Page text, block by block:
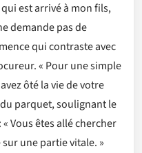
est arrivé à mon fils,
demande pas de
qui contraste avec
« Pour une simple
ôté la vie de votre
parquet, soulignant le
Vous êtes allé chercher
une partie vitale. »